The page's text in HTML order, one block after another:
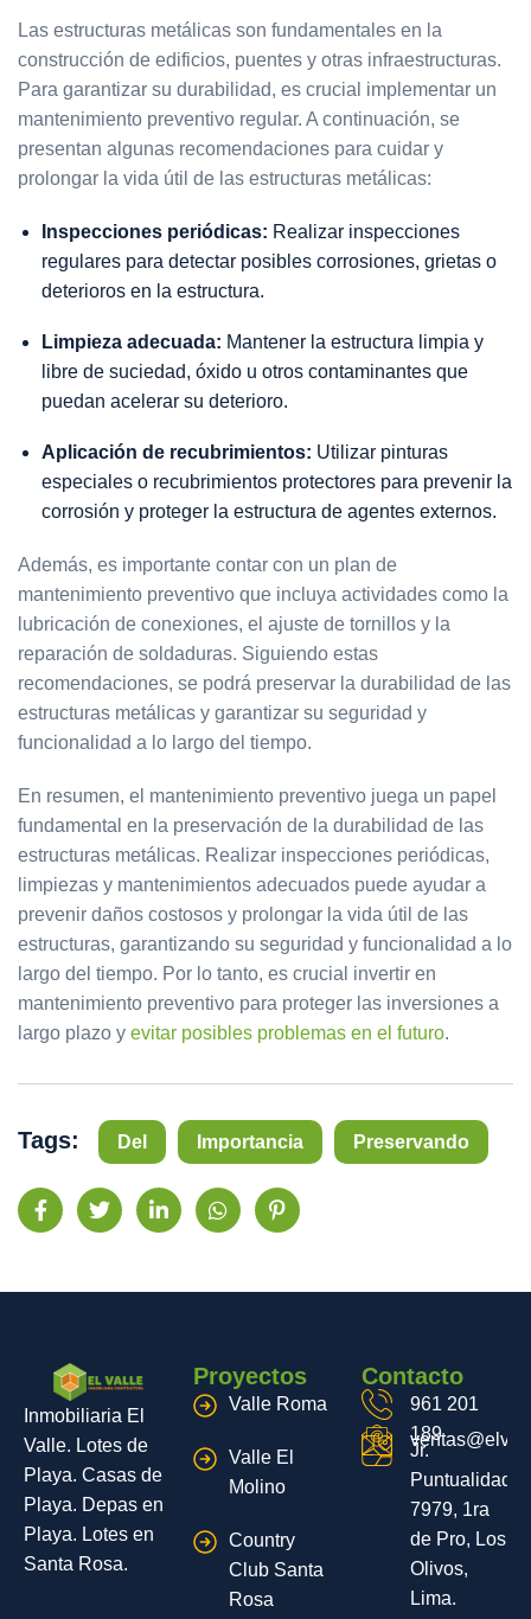
Las estructuras metálicas son fundamentales en la
construcción de edificios, puentes y otras infraestructuras.
Para garantizar su durabilidad, es crucial implementar un
mantenimiento preventivo regular. A continuación, se
presentan algunas recomendaciones para cuidar y
prolongar la vida útil de las estructuras metálicas:
Inspecciones periódicas: Realizar inspecciones
regulares para detectar posibles corrosiones, grietas o
deterioros en la estructura.
Limpieza adecuada: Mantener la estructura limpia y
libre de suciedad, óxido u otros contaminantes que
puedan acelerar su deterioro.
Aplicación de recubrimientos: Utilizar pinturas
especiales o recubrimientos protectores para prevenir la
corrosión y proteger la estructura de agentes externos.
Además, es importante contar con un plan de
mantenimiento preventivo que incluya actividades como la
lubricación de conexiones, el ajuste de tornillos y la
reparación de soldaduras. Siguiendo estas
recomendaciones, se podrá preservar la durabilidad de las
estructuras metálicas y garantizar su seguridad y
funcionalidad a lo largo del tiempo.
En resumen, el mantenimiento preventivo juega un papel
fundamental en la preservación de la durabilidad de las
estructuras metálicas. Realizar inspecciones periódicas,
limpiezas y mantenimientos adecuados puede ayudar a
prevenir daños costosos y prolongar la vida útil de las
estructuras, garantizando su seguridad y funcionalidad a lo
largo del tiempo. Por lo tanto, es crucial invertir en
mantenimiento preventivo para proteger las inversiones a
largo plazo y evitar posibles problemas en el futuro.
Tags: Del Importancia Preservando
Inmobiliaria El
Valle. Lotes de
Playa. Casas de
Playa. Depas en
Playa. Lotes en
Santa Rosa.
Proyectos
Valle Roma
Valle El
Molino
Country
Club Santa
Rosa
Contacto
961 201
189
Jr.
Puntualidad
7979, 1ra
de Pro, Los
Olivos,
Lima.